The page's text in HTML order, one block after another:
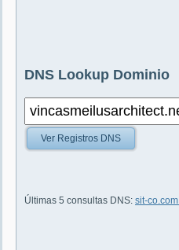
DNS Lookup Dominio
Ver Registros DNS
Últimas 5 consultas DNS: sit-co.com